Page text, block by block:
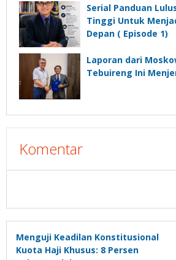
Depan”?
Serial Panduan
Tinggi Untuk
Depan ( Episode 1)
Laporan dari
Tebuireng Ini
Komentar
Menguji Keadilan Konstitusional
Kuota Haji Khusus: 8 Persen